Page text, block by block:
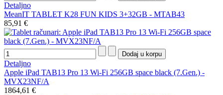
Detaljno
MeanIT TABLET K28 FUN KIDS 3+32GB - MTAB43
85,91 €
Detaljno
Apple iPad TAB13 Pro 13 Wi-Fi 256GB space black (7.Gen.) -
MVX23NF/A
1864,61 €